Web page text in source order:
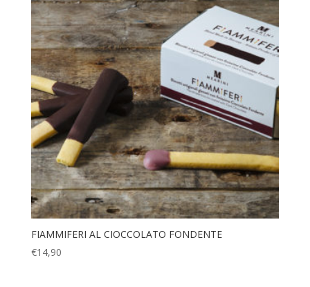
FIAMMIFERI AL CIOCCOLATO FONDENTE
€14,90